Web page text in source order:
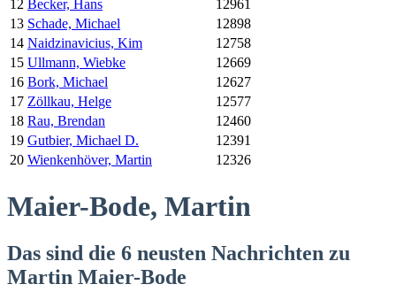
12 Becker, Hans
12961
13 Schade, Michael
12898
14 Naidzinavicius, Kim
12758
15 Ullmann, Wiebke
12669
16 Bork, Michael
12627
17 Zöllkau, Helge
12577
18 Rau, Brendan
12460
19 Gutbier, Michael D.
12391
20 Wienkenhöver, Martin 12326
Maier-Bode, Martin
Das sind die 6 neusten Nachrichten zu
Martin Maier-Bode